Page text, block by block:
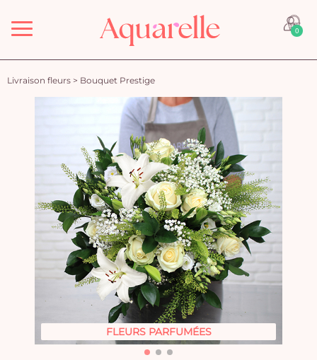
Menu 0
Livraison fleurs > Bouquet Prestige
FLEURS PARFUMÉES